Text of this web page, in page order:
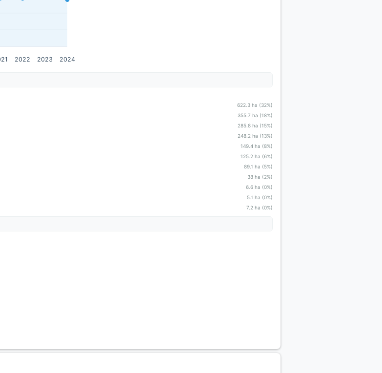
2022 2023 2024
622.3 ha (32%)
355.7 ha (18%)
285.8 ha (15%)
248.2 ha (13%)
149.4 ha (8%)
125.2 ha (6%)
89.1 ha (5%)
38 ha (2%)
6.6 ha (0%)
5.1 ha (0%)
7.2 ha (0%)